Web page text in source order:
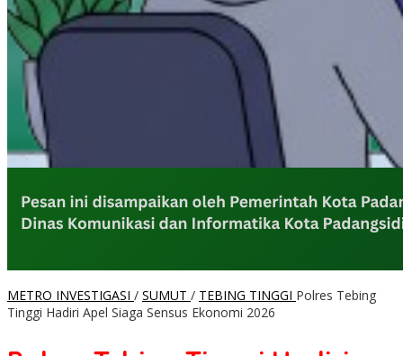
METRO INVESTIGASI / SUMUT / TEBING TINGGI Polres Tebing
Tinggi Hadiri Apel Siaga Sensus Ekonomi 2026